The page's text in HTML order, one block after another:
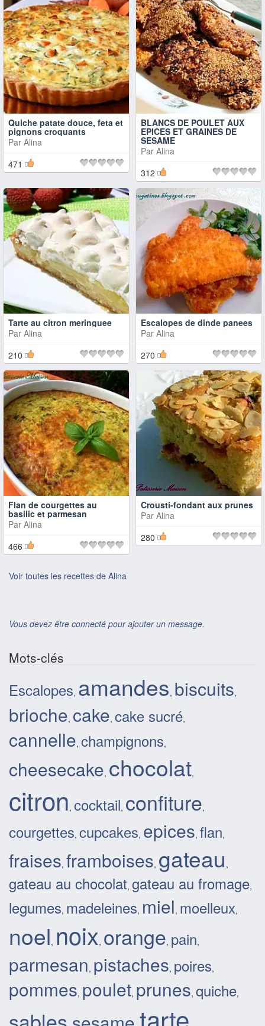
Quiche patate douce, feta et
pignons croquants
Par Alina
471
BLANCS DE POULET AUX
EPICES ET GRAINES DE
SESAME
Par Alina
312
Tarte au citron meringuee
Par Alina
210
Escalopes de dinde panees
Par Alina
270
Flan de courgettes au
basilic et parmesan
Par Alina
466
Crousti-fondant aux prunes
Par Alina
280
Voir toutes les recettes de Alina
Vous devez être connecté pour ajouter un message.
Mots-clés
Escalopes, amandes, biscuits,
brioche, cake, cake sucré,
cannelle, champignons,
cheesecake, chocolat,
citron, cocktail, confiture,
courgettes, cupcakes, epices, flan,
fraises, framboises, gateau ,
gateau au chocolat, gateau au fromage,
legumes, madeleines, miel, moelleux,
noel, noix, orange, pain,
parmesan, pistaches, poires,
pommes, poulet, prunes, quiche,